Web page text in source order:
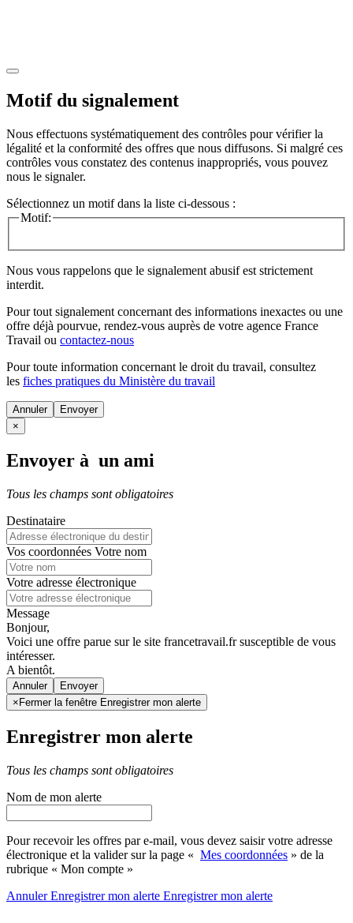
Motif du signalement
Nous effectuons systématiquement des contrôles pour vérifier la
légalité et la conformité des offres que nous diffusons. Si malgré ces
contrôles vous constatez des contenus inappropriés, vous pouvez
nous le signaler.
Sélectionnez un motif dans la liste ci-dessous :
Motif:
Nous vous rappelons que le signalement abusif est strictement
interdit.
Pour tout signalement concernant des informations inexactes ou une
offre déjà pourvue, rendez-vous auprès de votre agence France
Travail ou contactez-nous
Pour toute information concernant le droit du travail, consultez
les fiches pratiques du Ministère du travail
Annuler
×
Envoyer à un ami
Tous les champs sont obligatoires
Destinataire
Vos coordonnées Votre nom
Votre adresse électronique
Message
Bonjour,
Voici une offre parue sur le site francetravail.fr susceptible de vous
intéresser.
A bientôt.
Annuler
× Fermer la fenêtre Enregistrer mon alerte
Enregistrer mon alerte
Tous les champs sont obligatoires
Nom de mon alerte
Pour recevoir les offres par e-mail, vous devez saisir votre adresse
électronique et la valider sur la page « Mes coordonnées » de la
rubrique « Mon compte »
AnnulerEnregistrer mon alerte Enregistrermon alerte